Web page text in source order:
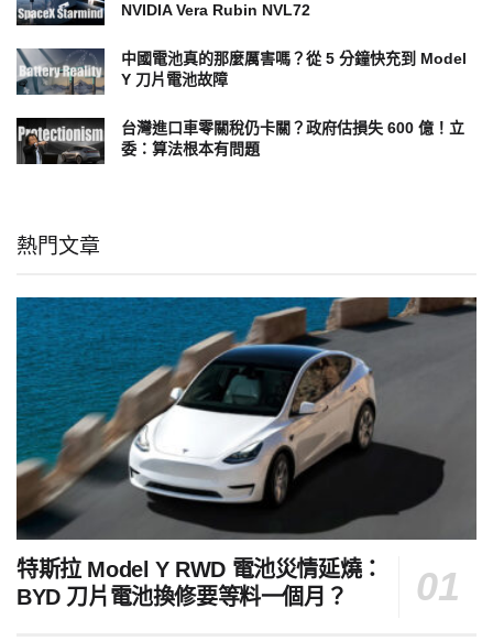
NVIDIA Vera Rubin NVL72
中國電池真的那麼厲害嗎？從 5 分鐘快充到 Model
Y 刀片電池故障
台灣進口車零關稅仍卡關？政府估損失 600 億！立
委：算法根本有問題
熱門文章
特斯拉 Model Y RWD 電池災情延燒：
BYD 刀片電池換修要等料一個月？